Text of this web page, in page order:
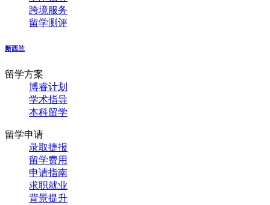
跨境服务
留学测评
新西兰
留学方案
博睿计划
学术指导
本科留学
留学申请
录取捷报
留学费用
申请指南
求职就业
背景提升